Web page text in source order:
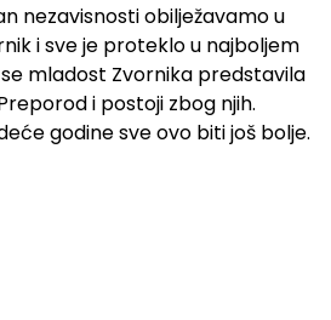
nezavisnosti obilježavamo u
i sve je proteklo u najboljem
mladost Zvornika predstavila
i postoji zbog njih.
godine sve ovo biti još bolje.